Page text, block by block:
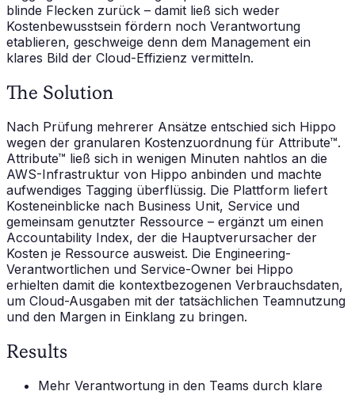
blinde Flecken zurück – damit ließ sich weder
Kostenbewusstsein fördern noch Verantwortung
etablieren, geschweige denn dem Management ein
klares Bild der Cloud-Effizienz vermitteln.
The Solution
Nach Prüfung mehrerer Ansätze entschied sich Hippo
wegen der granularen Kostenzuordnung für Attribute™.
Attribute™ ließ sich in wenigen Minuten nahtlos an die
AWS-Infrastruktur von Hippo anbinden und machte
aufwendiges Tagging überflüssig. Die Plattform liefert
Kosteneinblicke nach Business Unit, Service und
gemeinsam genutzter Ressource – ergänzt um einen
Accountability Index, der die Hauptverursacher der
Kosten je Ressource ausweist. Die Engineering-
Verantwortlichen und Service-Owner bei Hippo
erhielten damit die kontextbezogenen Verbrauchsdaten,
um Cloud-Ausgaben mit der tatsächlichen Teamnutzung
und den Margen in Einklang zu bringen.
Results
Mehr Verantwortung in den Teams durch klare